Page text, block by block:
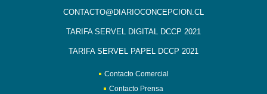
CONTACTO@DIARIOCONCEPCION.CL
TARIFA SERVEL DIGITAL DCCP 2021
TARIFA SERVEL PAPEL DCCP 2021
Contacto Comercial
Contacto Prensa